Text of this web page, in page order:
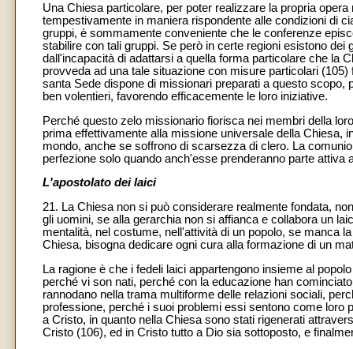
Una Chiesa particolare, per poter realizzare la propria
tempestivamente in maniera rispondente alle condizioni di
gruppi, è sommamente conveniente che le conferenze
stabilire con tali gruppi. Se però in certe regioni esistono
dall'incapacità di adattarsi a quella forma particolare che la
provveda ad una tale situazione con misure particolari
santa Sede dispone di missionari preparati a questo
ben volentieri, favorendo efficacemente le loro iniziative.
Perché questo zelo missionario fiorisca nei membri della
prima effettivamente alla missione universale della Chiesa,
mondo, anche se soffrono di scarsezza di clero. La
perfezione solo quando anch'esse prenderanno parte
L'apostolato dei laici
21. La Chiesa non si può considerare realmente fondata,
gli uomini, se alla gerarchia non si affianca e collabora un
mentalità, nel costume, nell'attività di un popolo, se manca
Chiesa, bisogna dedicare ogni cura alla formazione di un
La ragione è che i fedeli laici appartengono insieme al
perché vi son nati, perché con la educazione han
rannodano nella trama multiforme delle relazioni sociali,
professione, perché i suoi problemi essi sentono come
a Cristo, in quanto nella Chiesa sono stati rigenerati
Cristo (106), ed in Cristo tutto a Dio sia sottoposto, e